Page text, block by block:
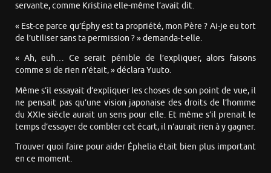
servante, comme Kristina elle-même l’avait dit.
« Est-ce parce qu’Éphy est ta propriété, mon Père ? Ai-je eu tort
de l’utiliser sans ta permission ? » demanda-t-elle.
« Ah, euh… Ce serait pénible de l’expliquer, alors faisons
comme si de rien n’était, » déclara Yuuto.
Même s’il essayait d’expliquer les choses de son point de vue, il
ne pensait pas qu’une vision japonaise des droits de l’homme
du XXIe siècle aurait un sens pour elle. Et même s’il prenait le
temps d’essayer de combler cet écart, il n’aurait rien à y gagner.
Trouver quoi faire pour aider Éphelia était bien plus important
en ce moment.